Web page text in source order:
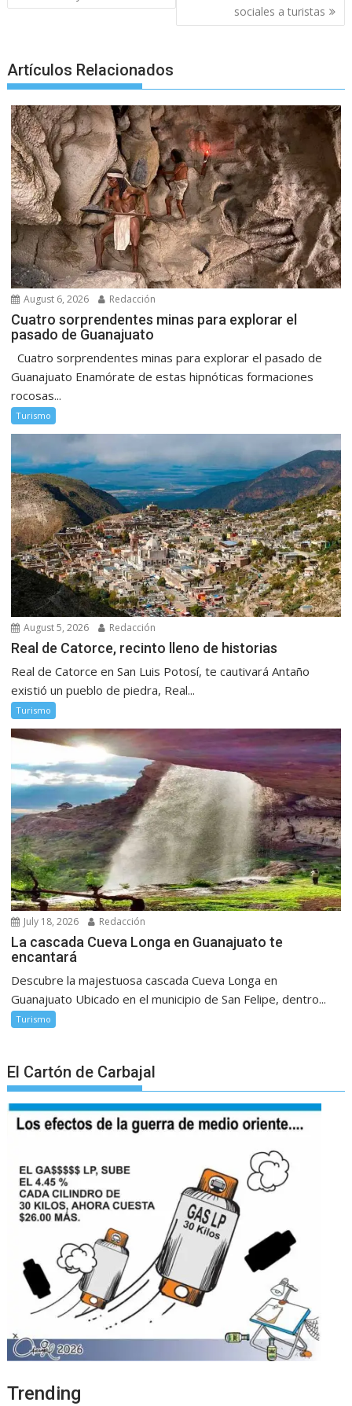
k p
r
a
sociales a turistas
Artículos Relacionados
August 6, 2026 Redacción
Cuatro sorprendentes minas para explorar el
pasado de Guanajuato
Cuatro sorprendentes minas para explorar el pasado de
Guanajuato Enamórate de estas hipnóticas formaciones
rocosas...
Turismo
August 5, 2026 Redacción
Real de Catorce, recinto lleno de historias
Real de Catorce en San Luis Potosí, te cautivará Antaño
existió un pueblo de piedra, Real...
Turismo
July 18, 2026 Redacción
La cascada Cueva Longa en Guanajuato te
encantará
Descubre la majestuosa cascada Cueva Longa en
Guanajuato Ubicado en el municipio de San Felipe, dentro...
Turismo
El Cartón de Carbajal
Trending